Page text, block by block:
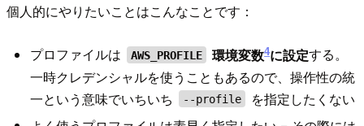
個人的にやりたいことはこんなことです：
プロファイルは AWS_PROFILE 環境変数4に設定する。
一時クレデンシャルを使うこともあるので、操作性の統
一という意味でいちいち
--profile
を指定したくない